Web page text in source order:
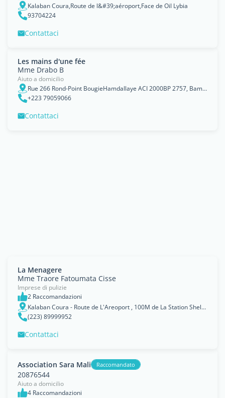
Kalaban Coura,Route de l&#39;aéroport,Face de Oil Lybia
93704224
Contattaci
Les mains d'une fée
Mme Drabo B
Aiuto a domicilio
Rue 266 Rond-Point BougieHamdallaye ACI 2000BP 2757, Bamako
+223 79059066
Contattaci
La Menagere
Mme Traore Fatoumata Cisse
Imprese di pulizie
2 Raccomandazioni
Kalaban Coura - Route de L'Areoport , 100M de La Station Shell, Bamako
(223) 89999952
Contattaci
Association Sara Mali Raccomandato
20876544
Aiuto a domicilio
4 Raccomandazioni